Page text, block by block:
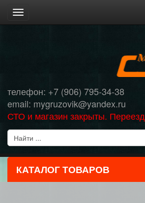
Toggle
navigation
телефон: +7 (906) 795-34-38
email: mygruzovik@yandex.ru
СТО и магазин закрыты. Переезд
КАТАЛОГ ТОВАРОВ